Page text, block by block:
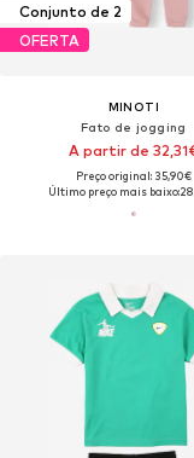
Conjunto de 2
OFERTA
MINOTI
Fato de jogging
A partir de
Preço original: 35,90€
Último preço mais baixo: